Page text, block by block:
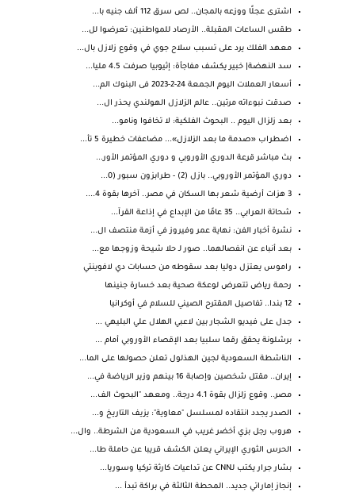
اشترى عجلًا ووزعه بالمجان.. لص سرق 112 ألف جنيه با...
طقس الساعات المقبلة.. الأرصاد للمواطنين: تعرضوا لل...
معهد الفلك يرد على تسبب سلاح جوي في وقوع زلازل بال...
سد النهضة| خبير يكشف مفاجأة: إثيوبيا صرفت 4.5 مليا...
أسعار العملات اليوم الجمعة 24-2-2023 فى البنوك الم...
صدقت نبوءاته مرتين.. عالم الزلازل الهولندي يحذر ال...
بعد زلزال اليوم .. البحوث الفلكية: لا تخافوا ونامو...
اضطراب «صدمة ما بعد الزلازل»... مضاعفات خطيرة 5 تأ...
بث مباشر قرعة الدوري الأوروبي و دوري المؤتمر الأور...
دوري المؤتمر الأوروبي.. بازل (2) - طرابزون سبور (0...
3 هزات أرضية شعر بها السكان في مصر.. آخرها بقوة 4....
شحاتة العرابي.. 35 عامًا من الإبداع في إذاعة القرآ...
نشرة أخبار الفن: نهاية عمر وفيروز في أزمة منتصف ال...
بعد أنباء عن انفصالهما.. صور لـ حلا شيحة وزوجها مع...
راموس يعتزل دوليا بعد سقوطه من حسابات دي لافوينتي
رحمة رياض تتعرض لوعكة صحية بعد خسارة جنينها
12 بندا.. تفاصيل المقترح الصيني للسلام في أوكرانيا
جدل على فيديو الشجار بين لاعبي الهلال علي البليهي ...
برشلونة يحقق رقما سلبيا بعد الإقصاء الأوروبي أمام ...
الناشطة السعودية لجين الهذلول تعلن حصولها على الما...
إيران.. مقتل شخصين وإصابة 16 بينهم وزير الرياضة في...
مصر.. وقوع زلزال بقوة 4.1 درجة.. ومعهد "البحوث الف...
الصدر يجدد انتقاده لمسلسل "معاوية": يزيف التاريخ و...
هروب رجل بزي أخضر غريب في السعودية من الشرطة.. وال...
الحرس الثوري الإيراني يعلن الكشف قريبا عن حاملة طا...
بشار جرار يكتب لـCNN عن تداعيات كارثة تركيا وسوريا...
إنجاز إماراتي جديد.. المحطة الثالثة في براكة تبدأ ...